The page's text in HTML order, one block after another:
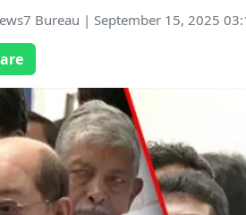
Bureau | September 15, 2025